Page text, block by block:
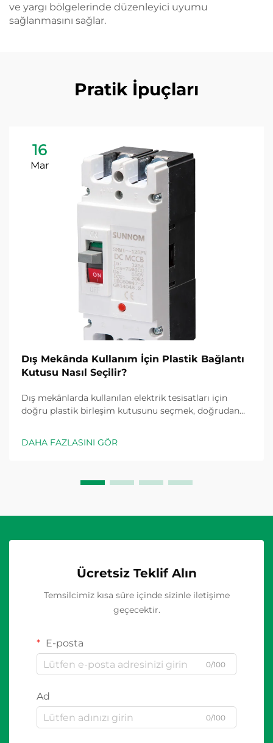
ve yargı bölgelerinde düzenleyici uyumu
sağlanmasını sağlar.
Pratik İpuçları
16
Mar
Dış Mekânda Kullanım İçin Plastik Bağlantı
Kutusu Nasıl Seçilir?
Dış mekânlarda kullanılan elektrik tesisatları için
doğru plastik birleşim kutusunu seçmek, doğrudan
üzerinde etki yapan çok sayıda faktörü dikkatle
değerlendirmeyi gerektirir. Dış ortamlar, benzersiz
DAHA FAZLASINI GÖR
Ücretsiz Teklif Alın
Temsilcimiz kısa süre içinde sizinle iletişime
geçecektir.
E-posta
0/100
Ad
0/100